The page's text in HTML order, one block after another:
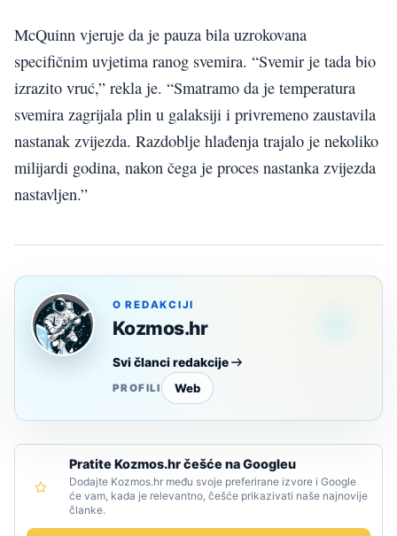
McQuinn vjeruje da je pauza bila uzrokovana
specifičnim uvjetima ranog svemira. “Svemir je tada bio
izrazito vruć,” rekla je. “Smatramo da je temperatura
svemira zagrijala plin u galaksiji i privremeno zaustavila
nastanak zvijezda. Razdoblje hlađenja trajalo je nekoliko
milijardi godina, nakon čega je proces nastanka zvijezda
nastavljen.”
O REDAKCIJI
Kozmos.hr
Svi članci redakcije
PROFILI Web
Pratite Kozmos.hr češće na Googleu
Dodajte Kozmos.hr među svoje preferirane izvore i Google
će vam, kada je relevantno, češće prikazivati naše najnovije
članke.